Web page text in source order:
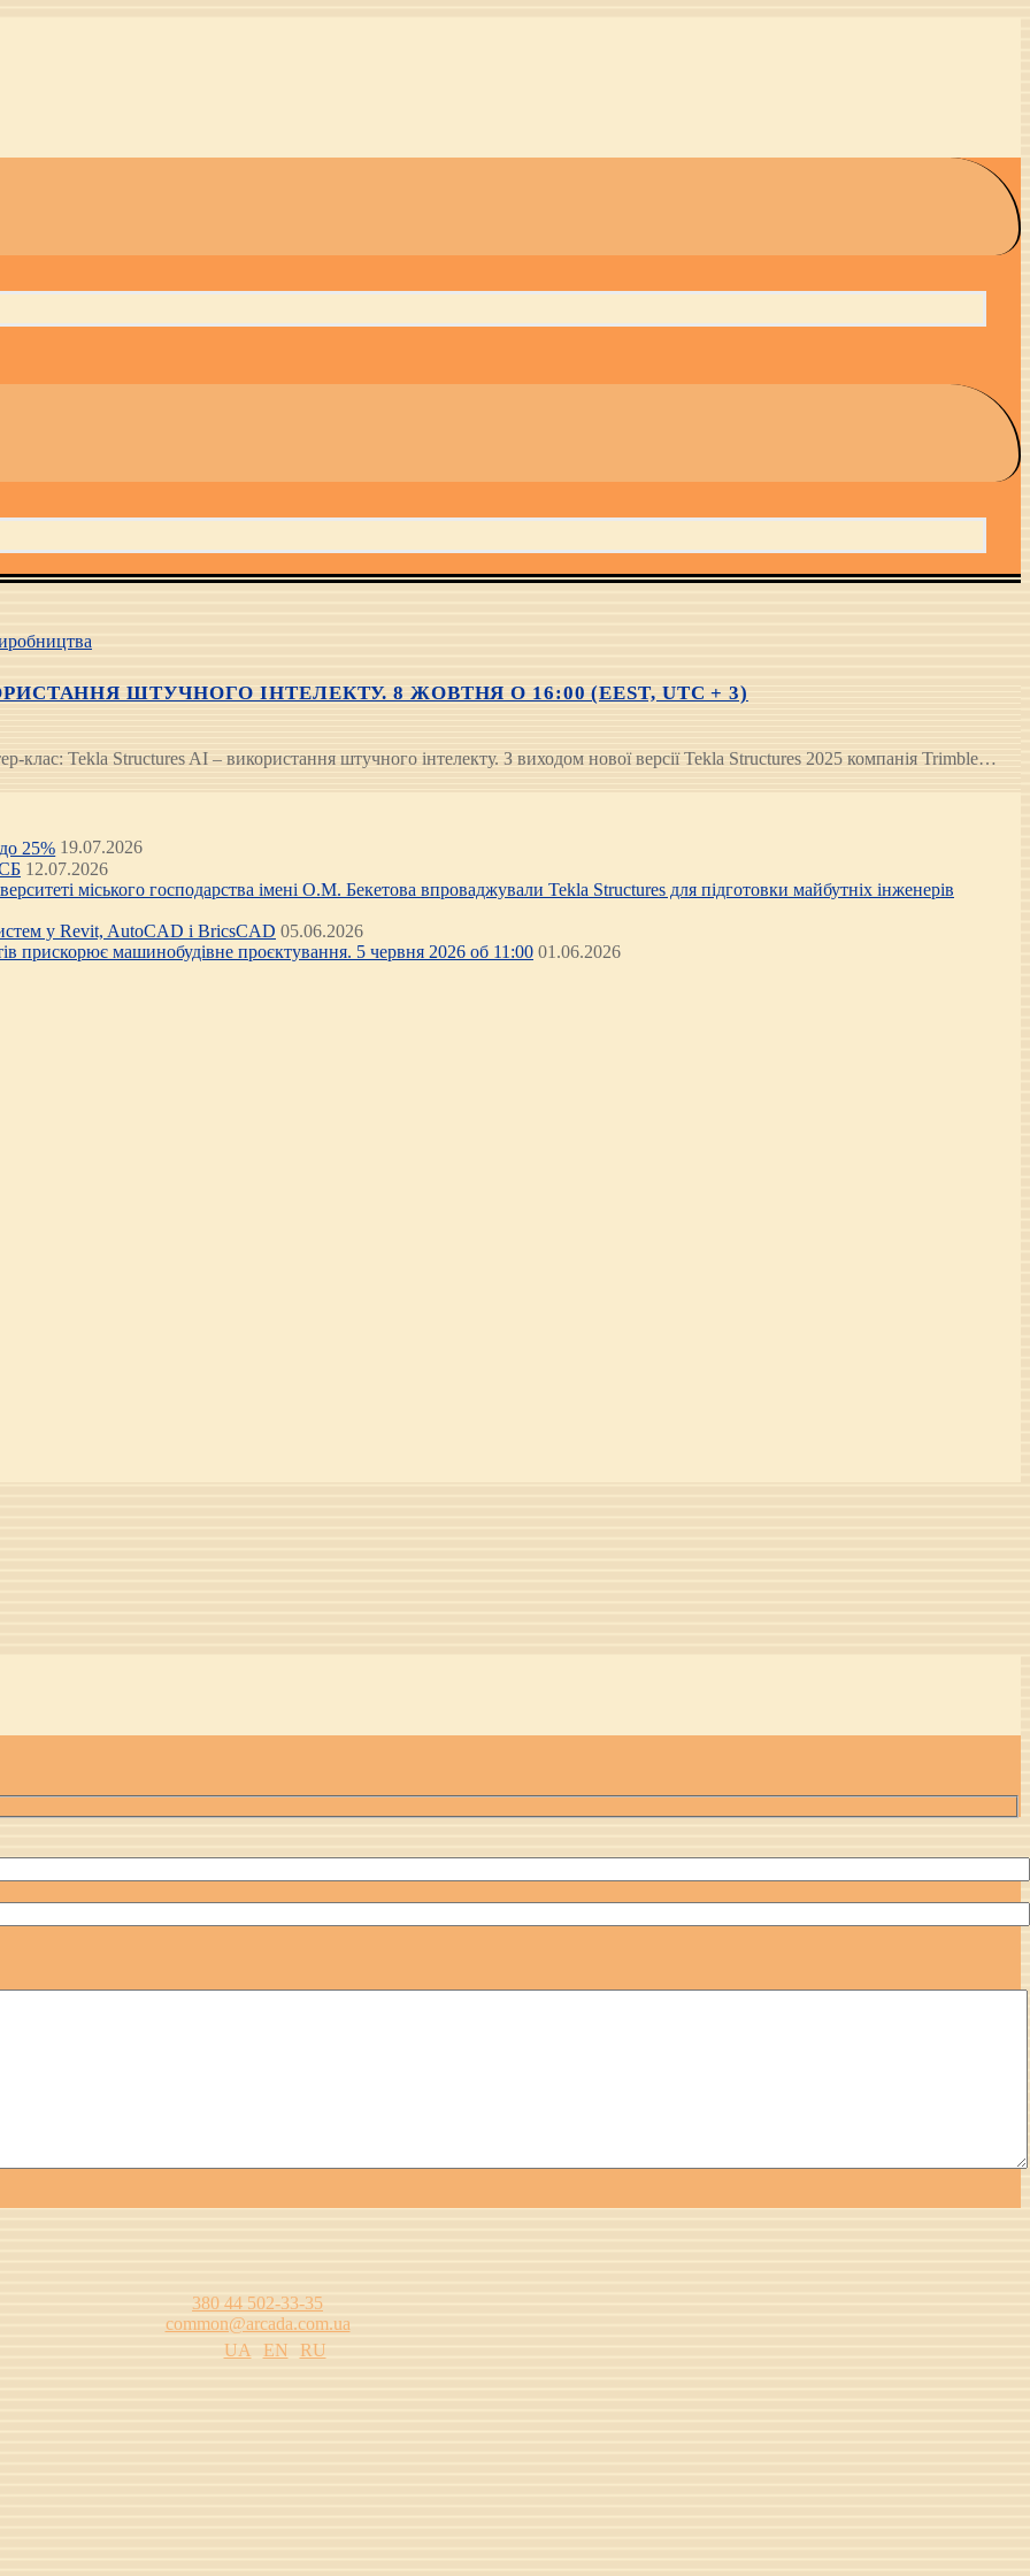
ШТУЧНОГО ІНТЕЛЕКТУ. 8 ЖОВТНЯ О 16:00 (EEST, UTC + 3)
Tekla Structures AI – використання штучного інтелекту. З виходом нової версії Tekla Structures 2025 компанія Trimble…
25% 19.07.2026
12.07.2026
міського господарства імені О.М. Бекетова впроваджували Tekla Structures для підготовки майбутніх інженерів
у Revit, AutoCAD і BricsCAD 05.06.2026
прискорює машинобудівне проєктування. 5 червня 2026 об 11:00 01.06.2026
380 44 502-33-35
common@arcada.com.ua
UA
EN
RU